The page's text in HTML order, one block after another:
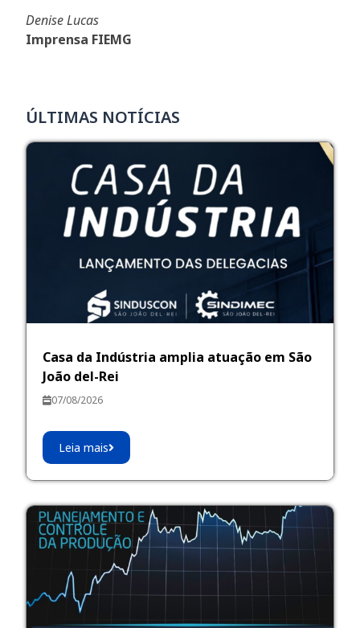
Denise Lucas
Imprensa FIEMG
ÚLTIMAS NOTÍCIAS
Casa da Indústria amplia atuação em São
João del-Rei
07/08/2026
Leia mais